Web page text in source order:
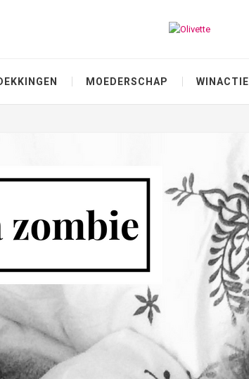
MOEDERSCHAP WINACTIE